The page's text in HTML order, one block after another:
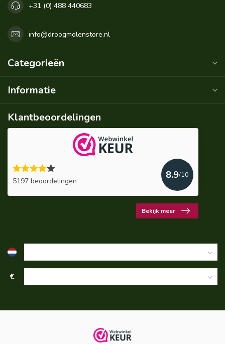
+31 (0) 488 440683
info@droogmolenstore.nl
Categorieën
Informatie
Klantbeoordelingen
5197 beoordelingen
8.9/10
Bekijk meer
€